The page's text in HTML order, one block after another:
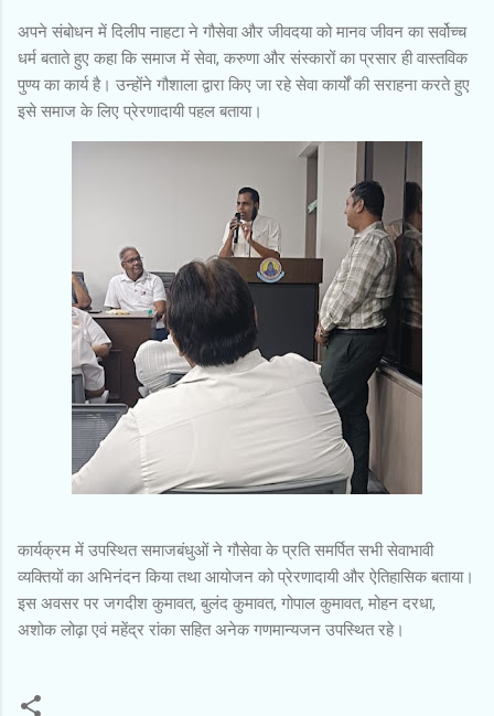
अपने संबोधन में दिलीप नाहटा ने गौसेवा और जीवदया को मानव जीवन का सर्वोच्च
धर्म बताते हुए कहा कि समाज में सेवा, करुणा और संस्कारों का प्रसार ही वास्तविक
पुण्य का कार्य है। उन्होंने गौशाला द्वारा किए जा रहे सेवा कार्यों की सराहना करते हुए
इसे समाज के लिए प्रेरणादायी पहल बताया।
कार्यक्रम में उपस्थित समाजबंधुओं ने गौसेवा के प्रति समर्पित सभी सेवाभावी
व्यक्तियों का अभिनंदन किया तथा आयोजन को प्रेरणादायी और ऐतिहासिक बताया।
इस अवसर पर जगदीश कुमावत, बुलंद कुमावत, गोपाल कुमावत, मोहन दरधा,
अशोक लोढ़ा एवं महेंद्र रांका सहित अनेक गणमान्यजन उपस्थित रहे।